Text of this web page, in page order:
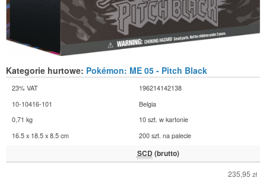
Kategorie hurtowe: Pokémon: ME 05 - Pitch Black
23% VAT
196214142138
10-10416-101
Belgia
0,71 kg
10 szt. w kartonie
16.5 x 18.5 x 8.5 cm
200 szt. na palecie
SCD (brutto)
235,95 zł